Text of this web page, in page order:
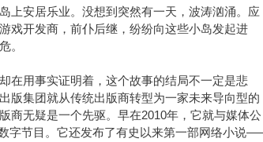
上安居乐业。没想到突然有一天，波涛汹涌。应
戏开发商，前仆后继，纷纷向这些小岛发起进
。
在用事实证明着，这个故事的结局不一定是悲
版集团就从传统出版商转型为一家未来导向型的
商无疑是一个先驱。早在2010年，它就与媒体公
字节目。它还发布了有史以来第一部网络小说